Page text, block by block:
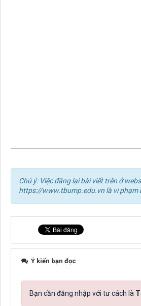
Chú ý: Việc đăng lại bài viết trên ở
https://www.tbump.edu.vn là vi phạm
Ý kiến bạn đọc
Bạn cần đăng nhập với tư cách là